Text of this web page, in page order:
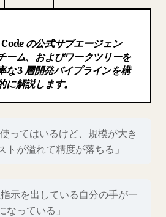
の公式サブエージェン
ーム、およびワークツリーを
な 3 層開発パイプラインを構
解説します。
ってはいるけど、規模が大き
トが溢れて精度が落ちる」
示を出している自分の手が一
なっている」